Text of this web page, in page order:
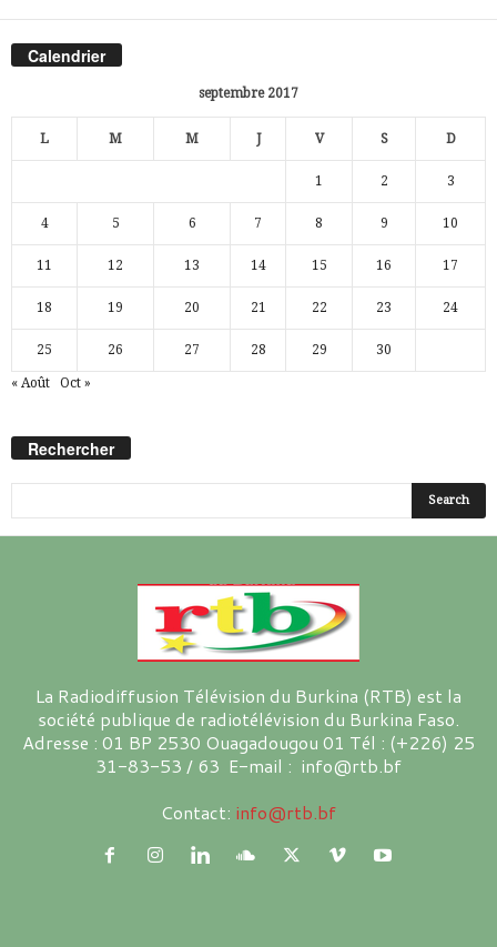
Calendrier
septembre 2017
L M M J V S D
1 2 3
4 5 6 7 8 9 10
11 12 13 14 15 16 17
18 19 20 21 22 23 24
25 26 27 28 29 30
« Août Oct »
Rechercher
La Radiodiffusion Télévision du Burkina (RTB) est la
société publique de radiotélévision du Burkina Faso.
Adresse : 01 BP 2530 Ouagadougou 01 Tél : (+226) 25
31-83-53 / 63 E-mail : info@rtb.bf
Contact: info@rtb.bf